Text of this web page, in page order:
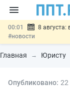
00:01
8
#новости
07.08 Подписан
«Честный знак»
07.08 Госпошлину
Главная Юристу
Опубликовано: 22